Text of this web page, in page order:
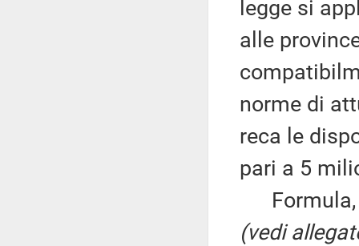
legge si
alle
norme di
reca le
pari a 5
Formula,
(vedi